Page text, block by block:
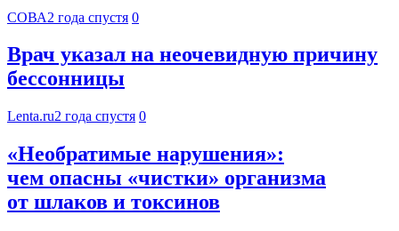
СОВА2 года спустя 0
Врач указал на неочевидную причину
бессонницы
Lenta.ru2 года спустя 0
«Необратимые нарушения»:
чем опасны «чистки» организма
от шлаков и токсинов